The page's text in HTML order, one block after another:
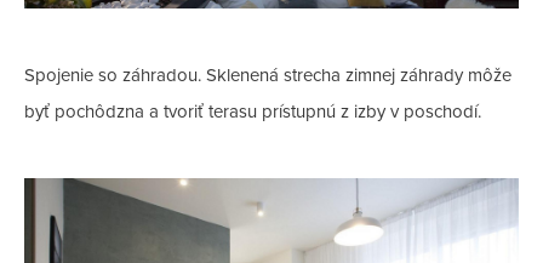
Spojenie so záhradou. Sklenená strecha zimnej záhrady môže
byť pochôdzna a tvoriť terasu prístupnú z izby v poschodí.